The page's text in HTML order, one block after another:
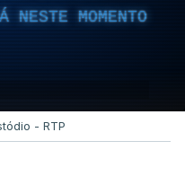
NESTE MOMENTO
- RTP